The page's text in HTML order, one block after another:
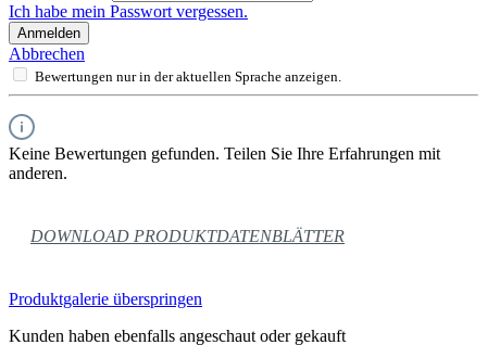
Ich habe mein Passwort vergessen.
Anmelden
Abbrechen
Bewertungen nur in der aktuellen Sprache anzeigen.
Keine Bewertungen gefunden. Teilen Sie Ihre Erfahrungen mit
anderen.
DOWNLOAD PRODUKTDATENBLÄTTER
Produktgalerie überspringen
Kunden haben ebenfalls angeschaut oder gekauft